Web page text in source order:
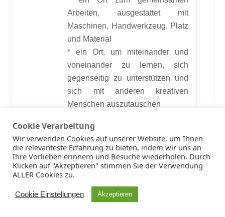
Arbeiten, ausgestattet mit
Maschinen, Handwerkzeug, Platz
und Material
* ein Ort, um miteinander und
voneinander zu lernen, sich
gegenseitig zu unterstützen und
sich mit anderen kreativen
Menschen auszutauschen
Altes zu erhalten und Kaputtes zu
reparieren
Unsere Thekenkräfte unterstützen
mit Rat und Tat, können aber nicht
Cookie Verarbeitung
Wir verwenden Cookies auf unserer Website, um Ihnen
die relevanteste Erfahrung zu bieten, indem wir uns an
Ihre Vorlieben erinnern und Besuche wiederholen. Durch
Klicken auf "Akzeptieren" stimmen Sie der Verwendung
ALLER Cookies zu.
Cookie Einstellungen Akzeptieren